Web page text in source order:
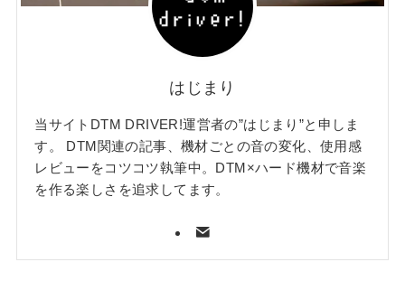
はじまり
当サイトDTM DRIVER!運営者の”はじまり”と申しま
す。 DTM関連の記事、機材ごとの音の変化、使用感
レビューをコツコツ執筆中。DTM×ハード機材で音楽
を作る楽しさを追求してます。